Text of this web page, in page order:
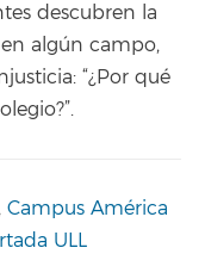
descubren la
algún campo,
“¿Por qué
, Campus América
ULL